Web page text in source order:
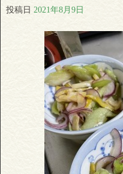
投稿日 2021年8月9日